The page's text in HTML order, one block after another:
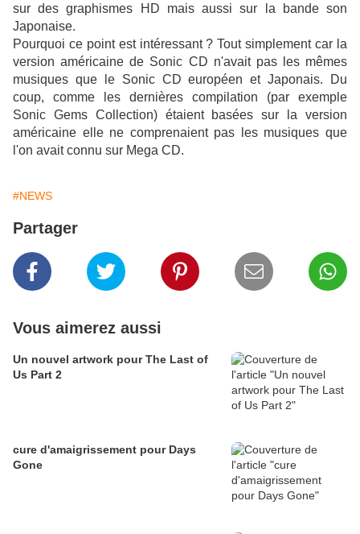
sur des graphismes HD mais aussi sur la bande son
Japonaise.
Pourquoi ce point est intéressant ? Tout simplement car la
version américaine de Sonic CD n'avait pas les mêmes
musiques que le Sonic CD européen et Japonais. Du
coup, comme les dernières compilation (par exemple
Sonic Gems Collection) étaient basées sur la version
américaine elle ne comprenaient pas les musiques que
l'on avait connu sur Mega CD.
#NEWS
Partager
Vous aimerez aussi
Un nouvel artwork pour The Last of
Us Part 2
cure d'amaigrissement pour Days
Gone